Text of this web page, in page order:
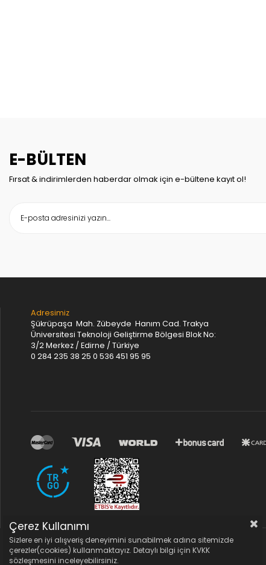
E-BÜLTEN
Fırsat & indirimlerden haberdar olmak için e-bültene kayıt ol!
Adresimiz
Şükrüpaşa Mah. Zübeyde Hanım Cad. Trakya
Üniversitesi Teknoloji Geliştirme Bölgesi Blok No:
3/2 Merkez / Edirne / Türkiye
0 284 235 38 25 0 536 451 95 95
Çerez Kullanımı
Sizlere en iyi alışveriş deneyimini sunabilmek adına sitemizde
çerezler(cookies) kullanmaktayız. Detaylı bilgi için KVKK
sözleşmesini inceleyebilirsiniz.